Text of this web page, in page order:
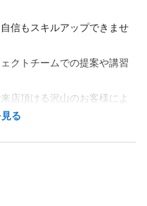
務OK 週3日～OK
択制
可能
ントと楽しく練習できま
を見てもらうこともできま
分に合った方法で練習でき
ことができました」（ママ
た。
信もスキルアップできませ
クトチームでの提案や講習
店頂ける沢山のお客様によ
る、これはDashの魅⼒で
る